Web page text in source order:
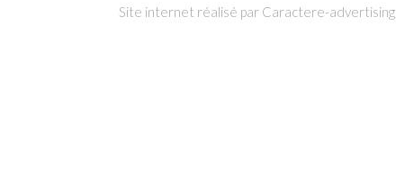
Site internet réalisé par Caractere-advertising